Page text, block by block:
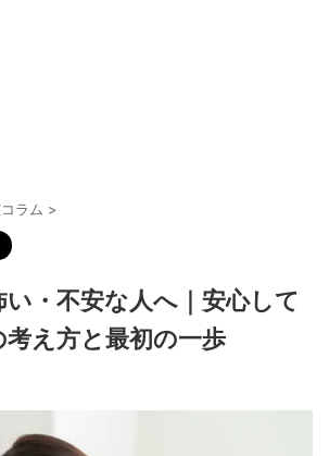
ラム >
・不安な人へ｜安心して
え方と最初の一歩